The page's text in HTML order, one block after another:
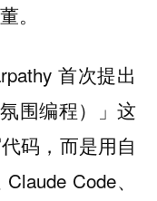
。
首次提出
围编程）
」这
码，而是用自
Code、